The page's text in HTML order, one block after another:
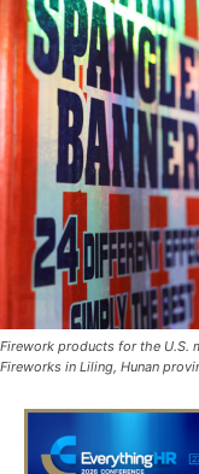
Firework products for the U.S.
Fireworks in Liling, Hunan